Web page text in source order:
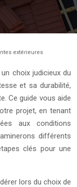
extérieures
choix judicieux du
et sa durabilité,
Ce guide vous aide
projet, en tenant
aux conditions
différents
clés pour une
lors du choix de